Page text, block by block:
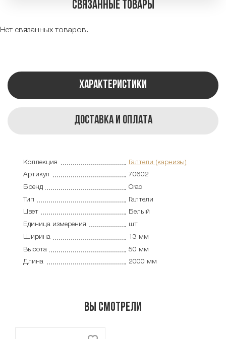
Связанные товары
Нет связанных товаров.
Характеристики
Доставка и оплата
Коллекция
Галтели (карнизы)
Артикул
70602
Бренд
Orac
Тип
Галтели
Цвет
Белый
Единица измерения
шт
Ширина
13 мм
Высота
50 мм
Длина
2000 мм
Вы смотрели